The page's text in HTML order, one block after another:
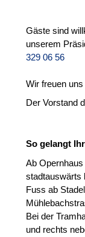
Gäste sind
unserem
329 06 56
Wir freuen
Der Vorstand
So gelangt
Ab
stadtauswärts
Fuss ab
Bei der
und rechts